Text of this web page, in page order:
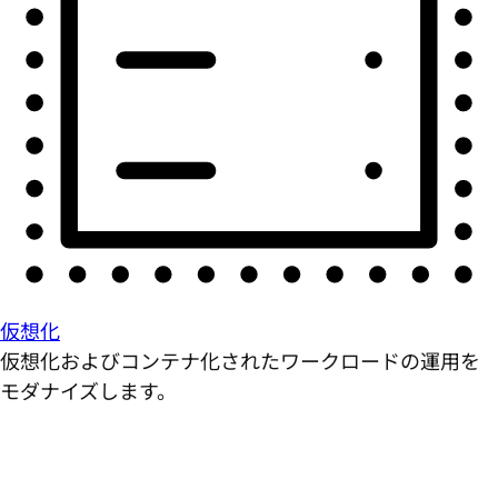
仮想化
仮想化およびコンテナ化されたワークロードの運用を
モダナイズします。